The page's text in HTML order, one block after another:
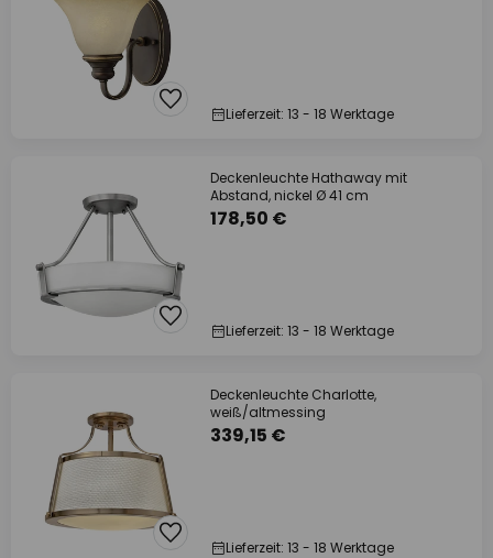
Lieferzeit: 13 - 18 Werktage
Deckenleuchte Hathaway mit
Abstand, nickel Ø 41 cm
178,50 €
Lieferzeit: 13 - 18 Werktage
Deckenleuchte Charlotte,
weiß/altmessing
339,15 €
Lieferzeit: 13 - 18 Werktage